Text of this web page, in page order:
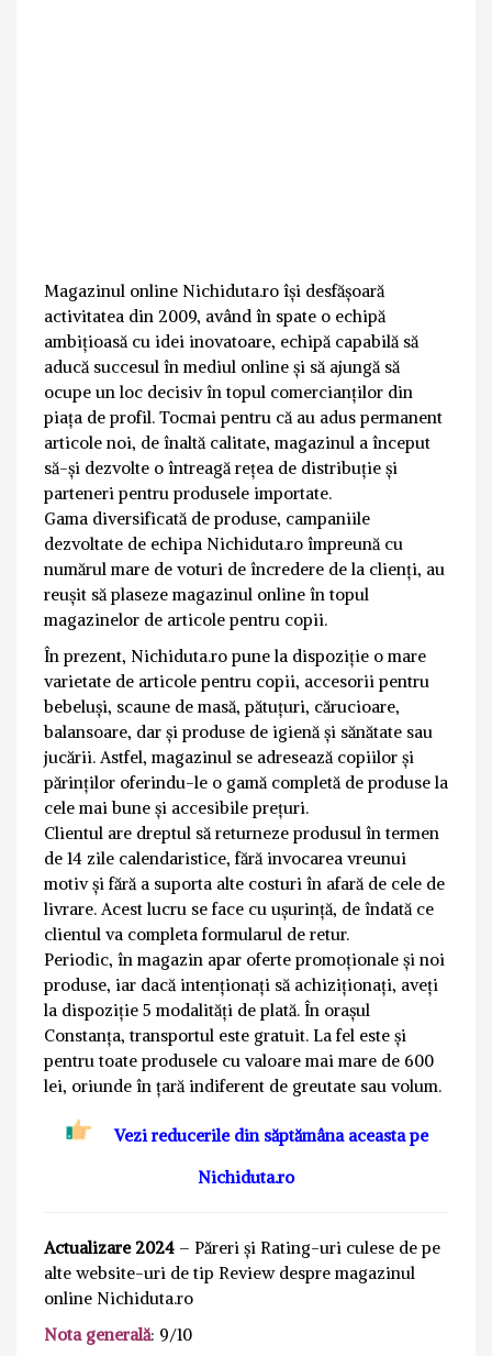
Magazinul online Nichiduta.ro își desfășoară
activitatea din 2009, având în spate o echipă
ambițioasă cu idei inovatoare, echipă capabilă să
aducă succesul în mediul online și să ajungă să
ocupe un loc decisiv în topul comercianților din
piața de profil. Tocmai pentru că au adus permanent
articole noi, de înaltă calitate, magazinul a început
să-și dezvolte o întreagă rețea de distribuție și
parteneri pentru produsele importate.
Gama diversificată de produse, campaniile
dezvoltate de echipa Nichiduta.ro împreună cu
numărul mare de voturi de încredere de la clienți, au
reușit să plaseze magazinul online în topul
magazinelor de articole pentru copii.
În prezent, Nichiduta.ro pune la dispoziție o mare
varietate de articole pentru copii, accesorii pentru
bebeluși, scaune de masă, pătuțuri, cărucioare,
balansoare, dar și produse de igienă și sănătate sau
jucării. Astfel, magazinul se adresează copiilor și
părinților oferindu-le o gamă completă de produse la
cele mai bune și accesibile prețuri.
Clientul are dreptul să returneze produsul în termen
de 14 zile calendaristice, fără invocarea vreunui
motiv și fără a suporta alte costuri în afară de cele de
livrare. Acest lucru se face cu ușurință, de îndată ce
clientul va completa formularul de retur.
Periodic, în magazin apar oferte promoționale și noi
produse, iar dacă intenționați să achiziționați, aveți
la dispoziție 5 modalități de plată. În orașul
Constanța, transportul este gratuit. La fel este și
pentru toate produsele cu valoare mai mare de 600
lei, oriunde în țară indiferent de greutate sau volum.
Vezi reducerile din săptămâna aceasta pe
Nichiduta.ro
Actualizare 2024 – Păreri și Rating-uri culese de pe
alte website-uri de tip Review despre magazinul
online Nichiduta.ro
Nota generală: 9/10